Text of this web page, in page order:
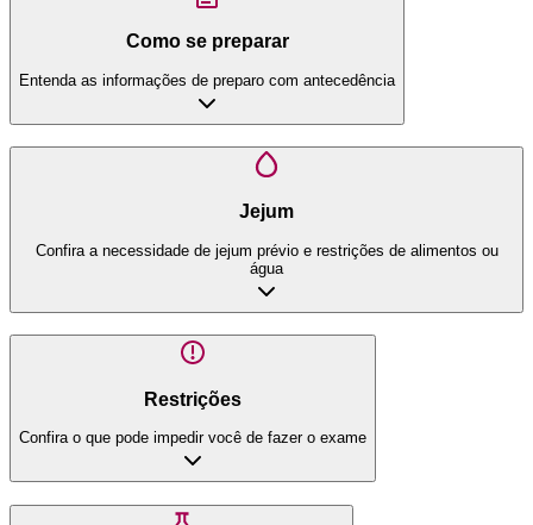
Como se preparar
Entenda as informações de preparo com antecedência
Jejum
Confira a necessidade de jejum prévio e restrições de alimentos ou
água
Restrições
Confira o que pode impedir você de fazer o exame